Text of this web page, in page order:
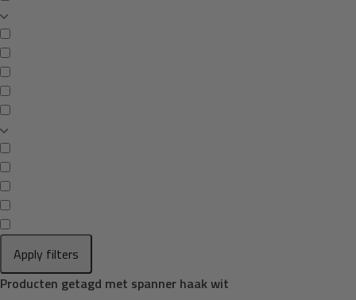
Apply filters
Producten getagd met spanner haak wit